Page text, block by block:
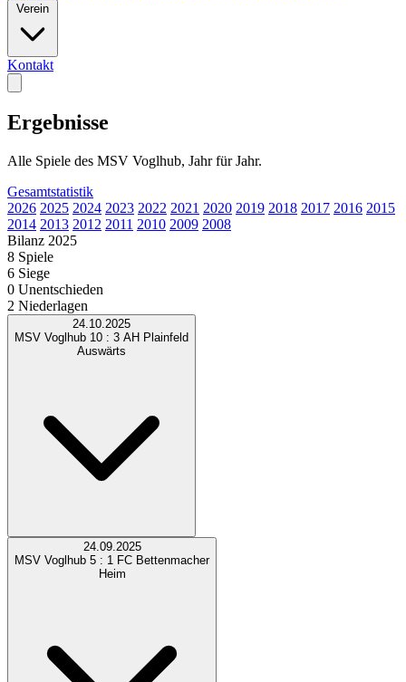
Verein
Kontakt
Ergebnisse
Alle Spiele des MSV Voglhub, Jahr für Jahr.
Gesamtstatistik
2026 2025 2024 2023 2022 2021 2020 2019 2018 2017 2016 2015
2014 2013 2012 2011 2010 2009 2008
Bilanz 2025
8 Spiele
6 Siege
0 Unentschieden
2 Niederlagen
24.10.2025
MSV Voglhub 10 : 3 AH Plainfeld
Auswärts
24.09.2025
MSV Voglhub 5 : 1 FC Bettenmacher
Heim